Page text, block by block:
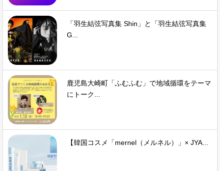
「羽生結弦写真集 Shin」と「羽生結弦写真集
G...
鹿児島大崎町「ふむふむ」で地域循環をテーマ
にトーク...
【韓国コスメ「mernel（メルネル）」× JYA...